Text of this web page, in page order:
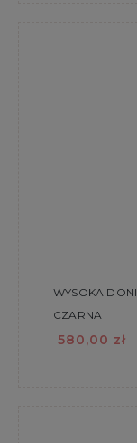
WYSOKA
CZARNA
580,00 zł